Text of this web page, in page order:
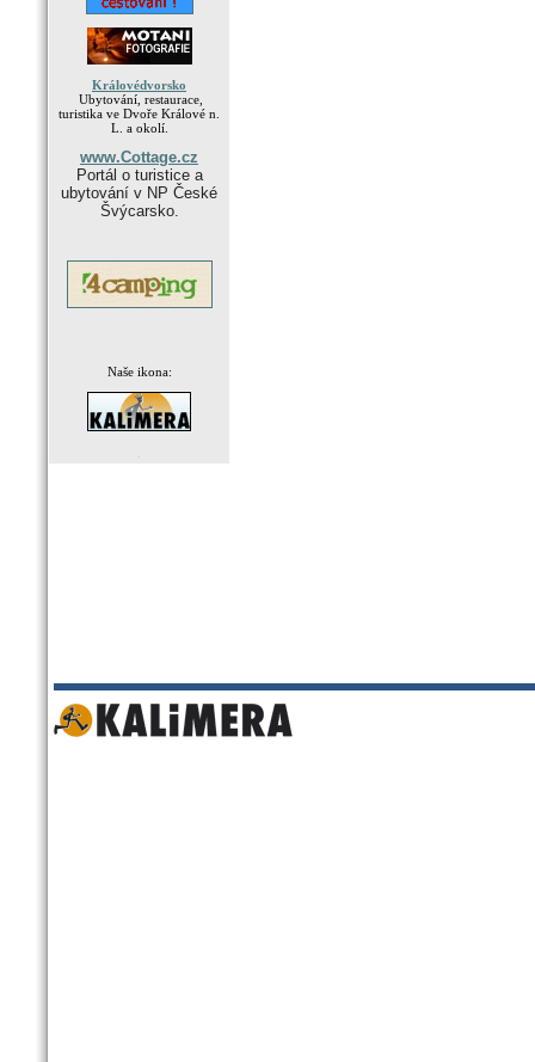
Královédvorsko
Ubytování, restaurace,
turistika ve Dvoře Králové n.
L. a okolí.
www.Cottage.cz
Portál o turistice a
ubytování v NP České
Švýcarsko.
Naše ikona: